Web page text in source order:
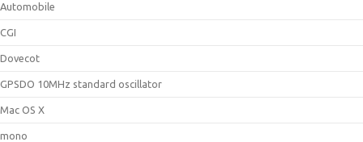
Automobile
CGI
Dovecot
GPSDO 10MHz standard oscillator
Mac OS X
mono